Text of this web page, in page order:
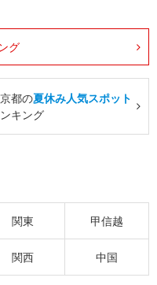
グ
都の夏休み人気スポット
キング
関東 甲信越
関西 中国